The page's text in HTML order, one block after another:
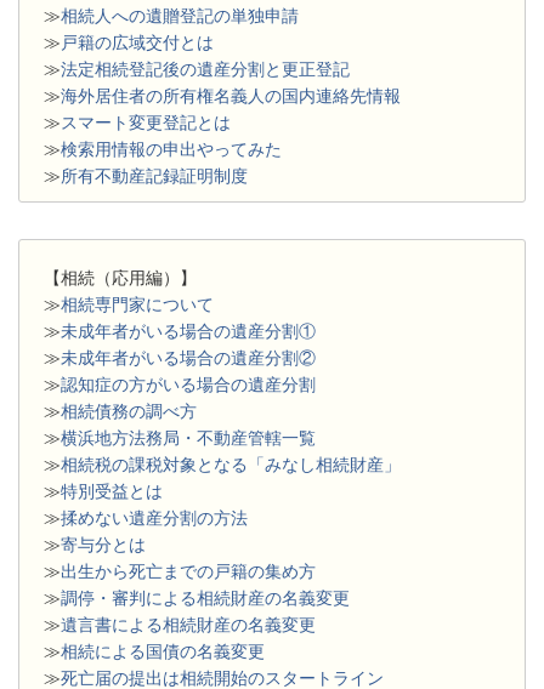
≫相続人への遺贈登記の単独申請
≫ 戸籍の広域交付とは
≫法定相続登記後の遺産分割と更正登記
≫海外居住者の所有権名義人の国内連絡先情報
≫スマート変更登記とは
≫検索用情報の申出やってみた
≫所有不動産記録証明制度
【相続（応用編）】
≫相続専門家について
≫未成年者がいる場合の遺産分割①
≫未成年者がいる場合の遺産分割②
≫認知症の方がいる場合の遺産分割
≫相続債務の調べ方
≫横浜地方法務局・不動産管轄一覧
≫相続税の課税対象となる「みなし相続財産」
≫特別受益とは
≫揉めない遺産分割の方法
≫寄与分とは
≫出生から死亡までの戸籍の集め方
≫調停・審判による相続財産の名義変更
≫遺言書による相続財産の名義変更
≫相続による国債の名義変更
≫死亡届の提出は相続開始のスタートライン